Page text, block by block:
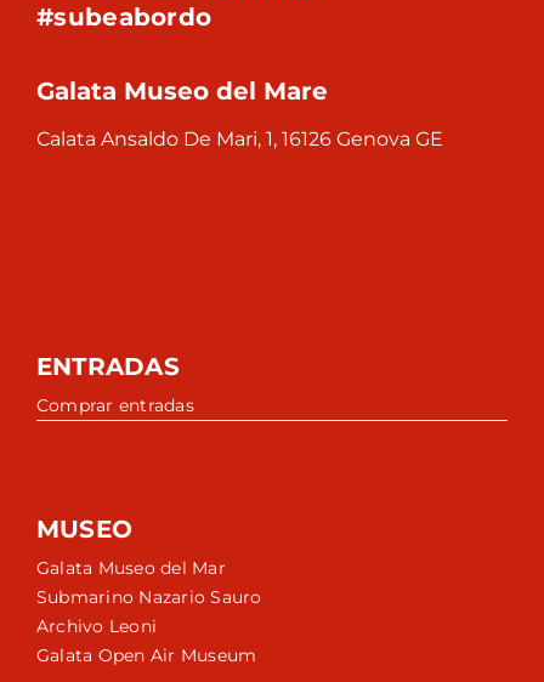
#subeabordo
Galata Museo del Mare
Calata Ansaldo De Mari, 1, 16126 Genova GE
ENTRADAS
Comprar entradas
MUSEO
Galata Museo del Mar
Submarino Nazario Sauro
Archivo Leoni
Galata Open Air Museum